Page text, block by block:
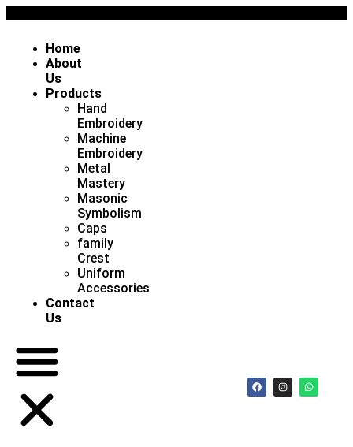
Home
About
Us
Products
Hand
Embroidery
Machine
Embroidery
Metal
Mastery
Masonic
Symbolism
Caps
family
Crest
Uniform
Accessories
Contact
Us